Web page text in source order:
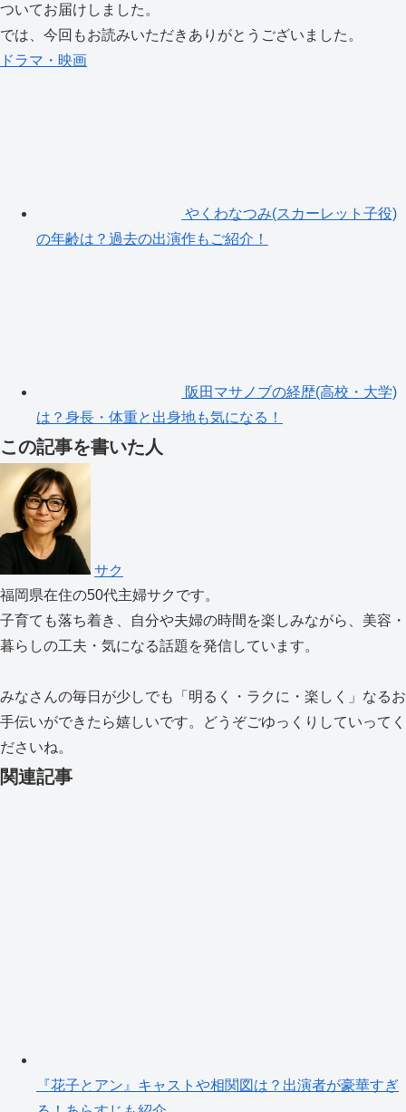
ついてお届けしました。
では、今回もお読みいただきありがとうございました。
ドラマ・映画
やくわなつみ(スカーレット子役)
の年齢は？過去の出演作もご紹介！
阪田マサノブの経歴(高校・大学)
は？身長・体重と出身地も気になる！
この記事を書いた人
サク
福岡県在住の50代主婦サクです。
子育ても落ち着き、自分や夫婦の時間を楽しみながら、美容・
暮らしの工夫・気になる話題を発信しています。
みなさんの毎日が少しでも「明るく・ラクに・楽しく」なるお
手伝いができたら嬉しいです。どうぞごゆっくりしていってく
ださいね。
関連記事
『花子とアン』キャストや相関図は？出演者が豪華すぎ